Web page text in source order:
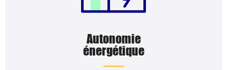
Autonomie
énergétique